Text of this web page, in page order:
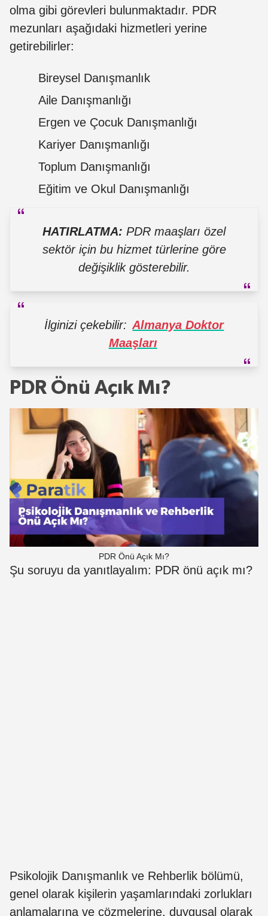
olma gibi görevleri bulunmaktadır. PDR
mezunları aşağıdaki hizmetleri yerine
getirebilirler:
Bireysel Danışmanlık
Aile Danışmanlığı
Ergen ve Çocuk Danışmanlığı
Kariyer Danışmanlığı
Toplum Danışmanlığı
Eğitim ve Okul Danışmanlığı
HATIRLATMA: PDR maaşları özel
sektör için bu hizmet türlerine göre
değişiklik gösterebilir.
İlginizi çekebilir: Almanya Doktor
Maaşları
PDR Önü Açık Mı?
PDR Önü Açık Mı?
Şu soruyu da yanıtlayalım: PDR önü açık mı?
Psikolojik Danışmanlık ve Rehberlik bölümü,
genel olarak kişilerin yaşamlarındaki zorlukları
anlamalarına ve çözmelerine, duygusal olarak